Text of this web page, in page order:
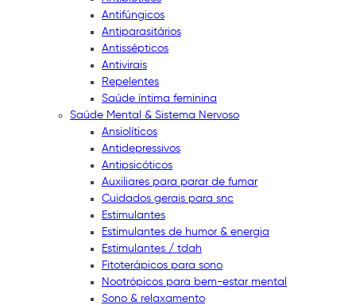
Antifúngicos
Antiparasitários
Antissépticos
Antivirais
Repelentes
Saúde íntima feminina
Saúde Mental & Sistema Nervoso
Ansiolíticos
Antidepressivos
Antipsicóticos
Auxiliares para parar de fumar
Cuidados gerais para snc
Estimulantes
Estimulantes de humor & energia
Estimulantes / tdah
Fitoterápicos para sono
Nootrópicos para bem-estar mental
Sono & relaxamento